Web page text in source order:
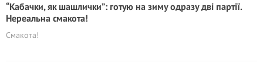
“Кабачки, як шашлички”: готую на зиму одразу дві партії.
Нереальна смакота!
Cмакота!